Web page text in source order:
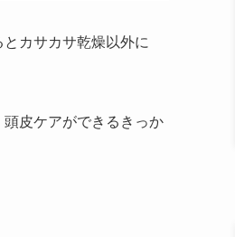
カサカサ乾燥以外に
皮ケアができるきっか